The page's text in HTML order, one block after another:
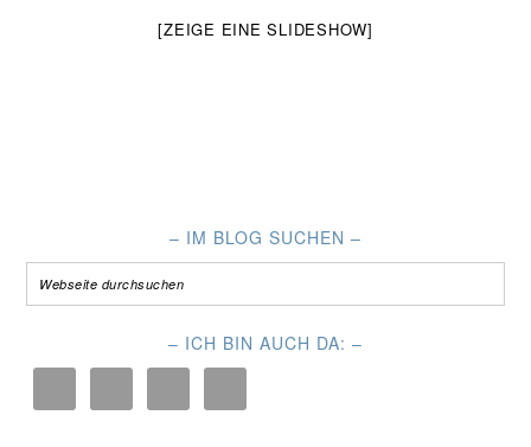
[ZEIGE EINE SLIDESHOW]
– IM BLOG SUCHEN –
– ICH BIN AUCH DA: –